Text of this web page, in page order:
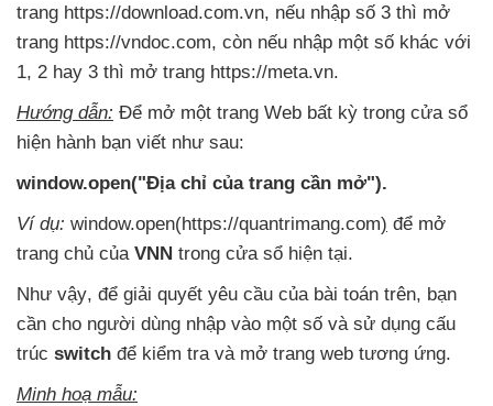
trang https://download.com.vn, nếu nhập số 3 thì mở
trang https://vndoc.com, còn nếu nhập một số khác với
1, 2 hay 3 thì mở trang https://meta.vn.
Hướng dẫn: Để mở một trang Web bất kỳ trong cửa sổ
hiện hành bạn viết như sau:
window.open("Địa chỉ của trang cần mở").
Ví dụ: window.open(https://quantrimang.com) để mở
trang chủ của VNN trong cửa sổ hiện tại.
Như vậy, để giải quyết yêu cầu của bài toán trên, bạn
cần cho người dùng nhập vào một số và sử dụng cấu
trúc switch để kiểm tra và mở trang web tương ứng.
Minh hoạ mẫu: